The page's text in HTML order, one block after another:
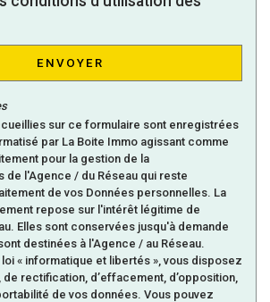
ou 2 enfants
34,16 %
enfants
1,24 %
ENVOYER
sur ce formulaire sont enregistrées
par La Boite Immo agissant comme
pour la gestion de la
l'Agence / du Réseau qui reste
de vos Données personnelles. La
repose sur l'intérêt légitime de
Elles sont conservées jusqu'à demande
destinées à l'Agence / au Réseau.
« informatique et libertés », vous disposez
rectification, d’effacement, d’opposition,
de vos données. Vous pouvez